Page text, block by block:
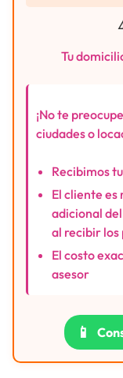
Tu
¡No te
ciudades o
Recibimos
El cliente es
adicional
al recibir los
El costo
asesor
📱